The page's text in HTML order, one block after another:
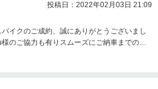
投稿日：2022年02月03日 21:09
イクのご成約、誠にありがとうございまし
のご協力も有りスムーズにご納車までの手
うございました！また何かございましたら